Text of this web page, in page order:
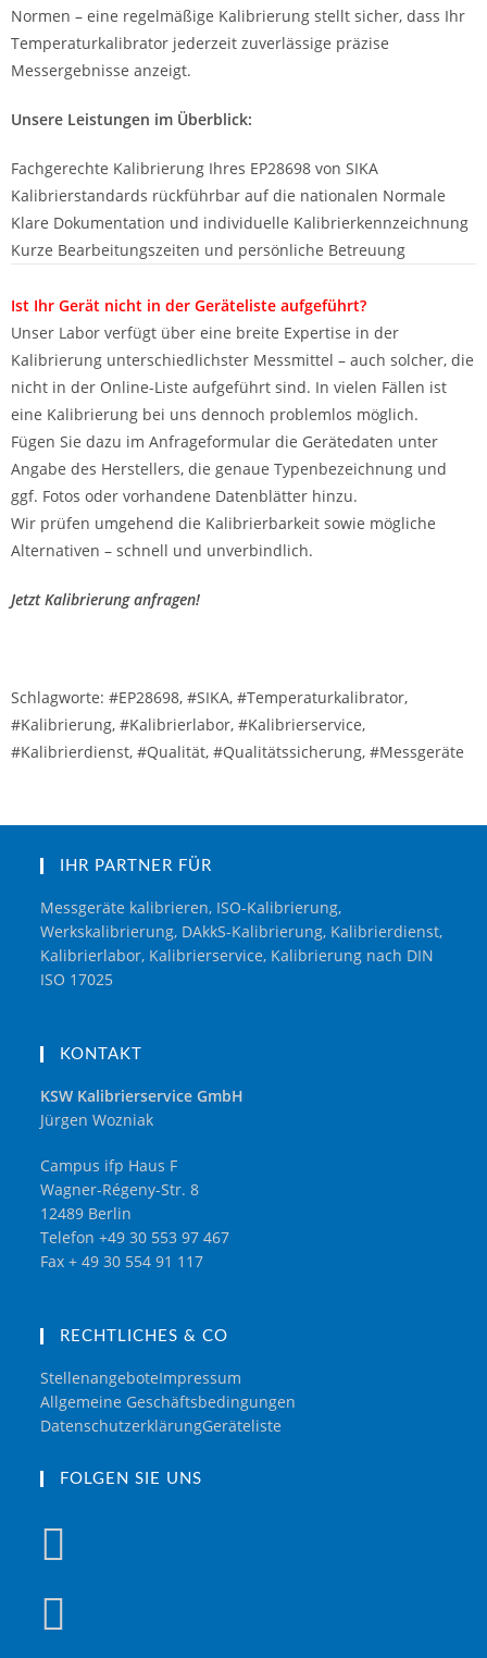
Normen – eine regelmäßige Kalibrierung stellt sicher, dass Ihr
Temperaturkalibrator jederzeit zuverlässige präzise
Messergebnisse anzeigt.
Unsere Leistungen im Überblick:
Fachgerechte Kalibrierung Ihres EP28698 von SIKA
Kalibrierstandards rückführbar auf die nationalen Normale
Klare Dokumentation und individuelle Kalibrierkennzeichnung
Kurze Bearbeitungszeiten und persönliche Betreuung
Ist Ihr Gerät nicht in der Geräteliste aufgeführt?
Unser Labor verfügt über eine breite Expertise in der
Kalibrierung unterschiedlichster Messmittel – auch solcher, die
nicht in der Online-Liste aufgeführt sind. In vielen Fällen ist
eine Kalibrierung bei uns dennoch problemlos möglich.
Fügen Sie dazu im Anfrageformular die Gerätedaten unter
Angabe des Herstellers, die genaue Typenbezeichnung und
ggf. Fotos oder vorhandene Datenblätter hinzu.
Wir prüfen umgehend die Kalibrierbarkeit sowie mögliche
Alternativen – schnell und unverbindlich.
Jetzt Kalibrierung anfragen!
Schlagworte: #EP28698, #SIKA, #Temperaturkalibrator,
#Kalibrierung, #Kalibrierlabor, #Kalibrierservice,
#Kalibrierdienst, #Qualität, #Qualitätssicherung, #Messgeräte
IHR PARTNER FÜR
Messgeräte kalibrieren, ISO-Kalibrierung,
Werkskalibrierung, DAkkS-Kalibrierung, Kalibrierdienst,
Kalibrierlabor, Kalibrierservice, Kalibrierung nach DIN
ISO 17025
KONTAKT
KSW Kalibrierservice GmbH
Jürgen Wozniak
Campus ifp Haus F
Wagner-Régeny-Str. 8
12489 Berlin
Telefon +49 30 553 97 467
Fax + 49 30 554 91 117
RECHTLICHES & CO
StellenangeboteImpressum
Allgemeine Geschäftsbedingungen
DatenschutzerklärungGeräteliste
FOLGEN SIE UNS